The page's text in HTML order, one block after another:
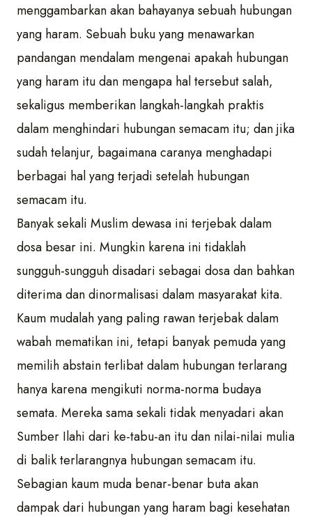
menggambarkan akan bahayanya sebuah hubungan
yang haram. Sebuah buku yang menawarkan
pandangan mendalam mengenai apakah hubungan
yang haram itu dan mengapa hal tersebut salah,
sekaligus memberikan langkah-langkah praktis
dalam menghindari hubungan semacam itu; dan jika
sudah telanjur, bagaimana caranya menghadapi
berbagai hal yang terjadi setelah hubungan
semacam itu.
Banyak sekali Muslim dewasa ini terjebak dalam
dosa besar ini. Mungkin karena ini tidaklah
sungguh-sungguh disadari sebagai dosa dan bahkan
diterima dan dinormalisasi dalam masyarakat kita.
Kaum mudalah yang paling rawan terjebak dalam
wabah mematikan ini, tetapi banyak pemuda yang
memilih abstain terlibat dalam hubungan terlarang
hanya karena mengikuti norma-norma budaya
semata. Mereka sama sekali tidak menyadari akan
Sumber Ilahi dari ke-tabu-an itu dan nilai-nilai mulia
di balik terlarangnya hubungan semacam itu.
Sebagian kaum muda benar-benar buta akan
dampak dari hubungan yang haram bagi kesehatan